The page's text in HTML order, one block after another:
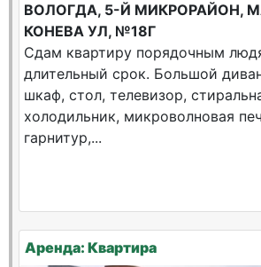
ВОЛОГДА, 5-Й МИКРОРАЙОН,
КОНЕВА УЛ, №18Г
Сдам квартиру порядочным
длительный срок. Большой
шкаф, стол, телевизор,
холодильник, микроволновая
гарнитур,...
Аренда: Квартира